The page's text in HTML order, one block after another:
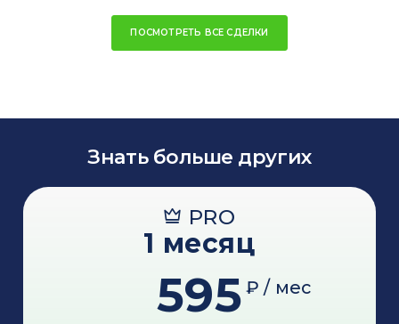
ПОСМОТРЕТЬ ВСЕ СДЕЛКИ
Знать больше других
PRO
1 месяц
595 ₽ / мес